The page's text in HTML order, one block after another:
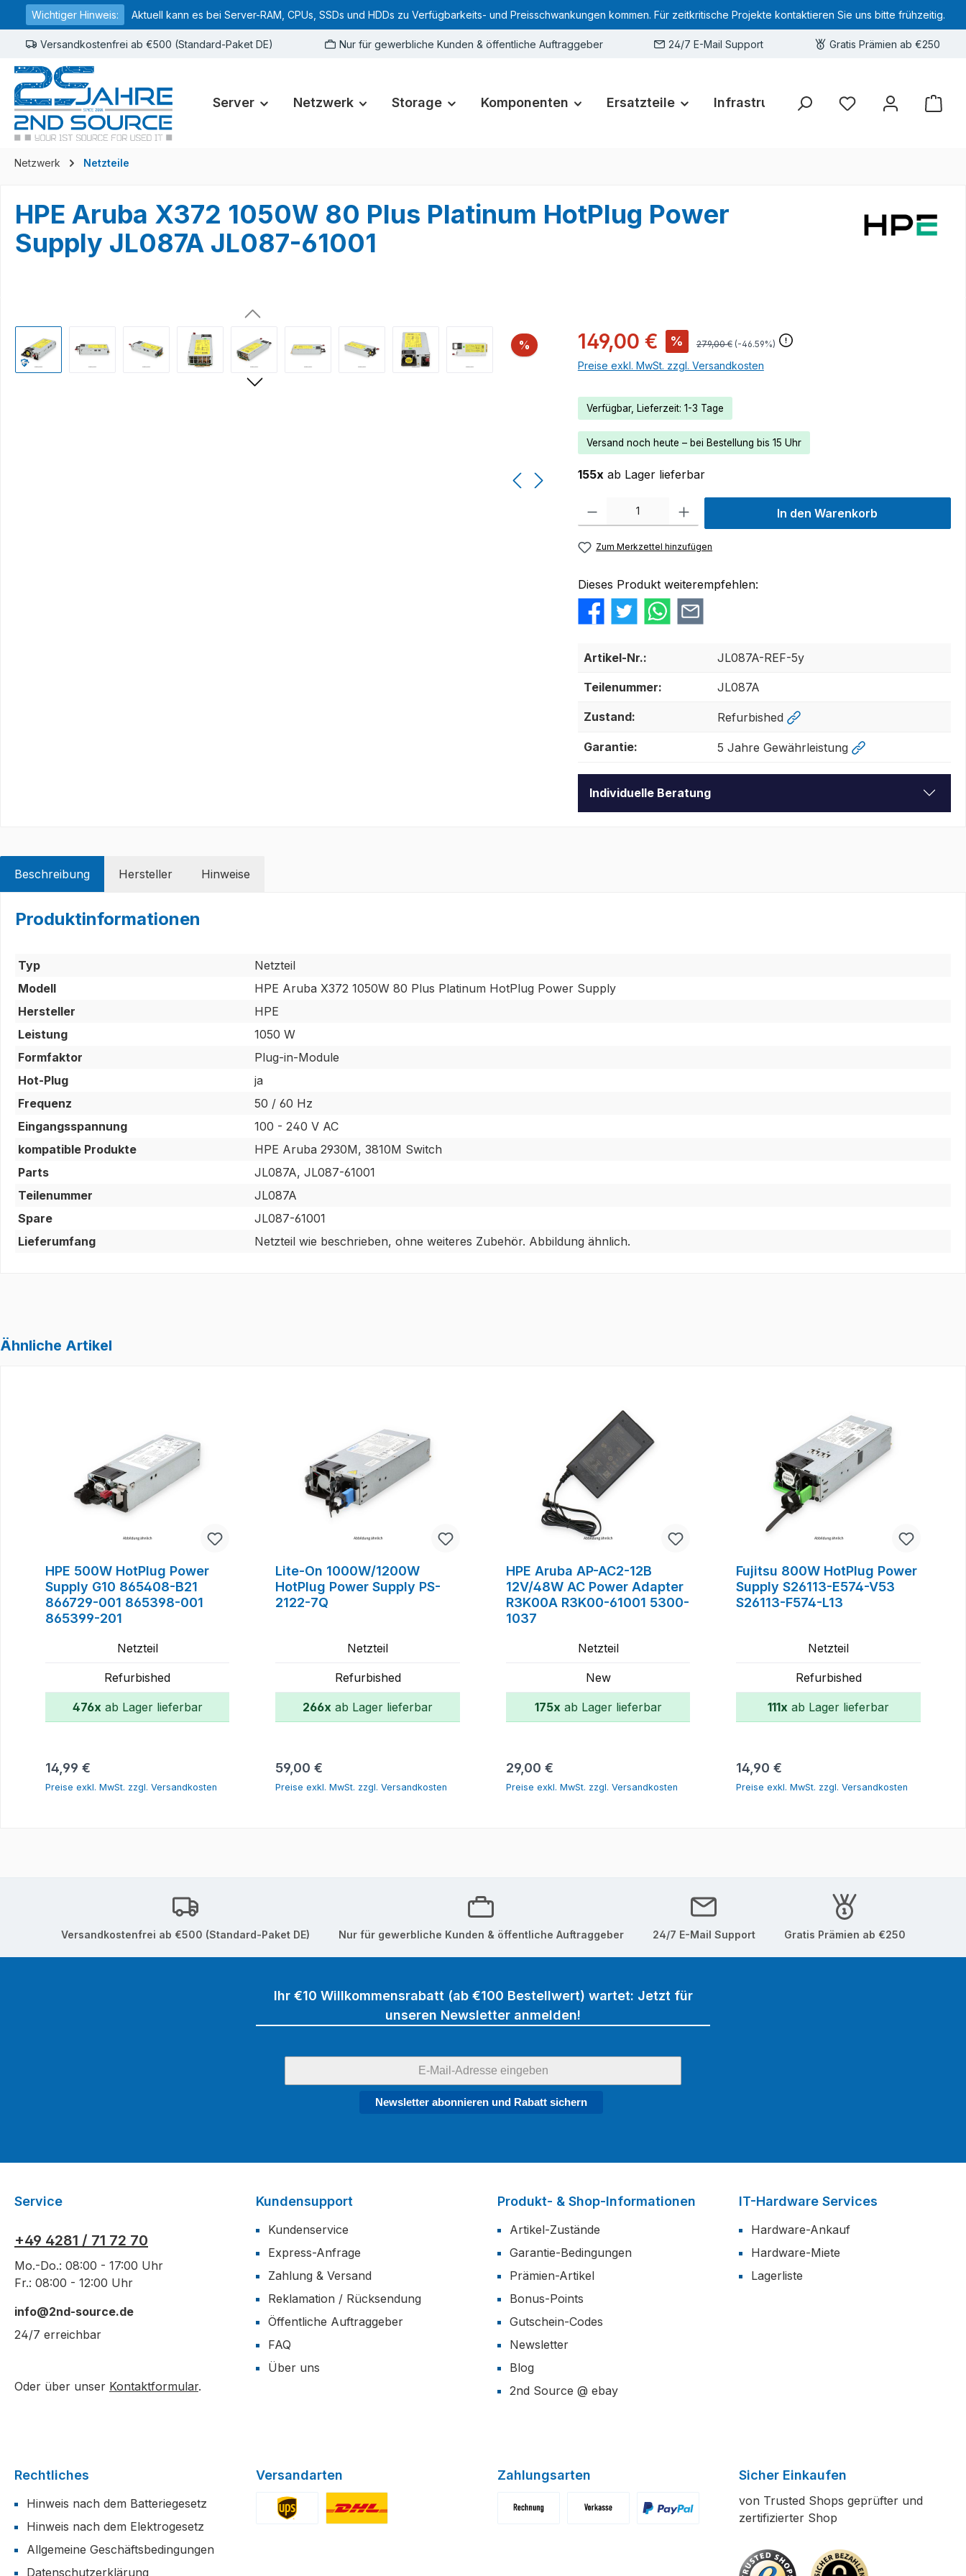
Zur Hauptnavigation springen
Wichtiger Hinweis: Aktuell kann es bei Server-RAM, CPUs, SSDs und HDDs zu Verfügbarkeits- und Preisschwankungen kommen. Für zeitkritische Projekte kontaktieren Sie uns bitte frühzeitig.
Versandkostenfrei ab €500 (Standard-Paket DE) Nur für gewerbliche Kunden & öffentliche Auftraggeber 24/7 E-Mail Support Gratis Prämien ab €250
Server Netzwerk Storage Komponenten Ersatzteile Infrastruktur Hardware-Deals
Sie haben 0 Produkte
Netzwerk Netzteile
HPE Aruba X372 1050W 80 Plus Platinum HotPlug Power
Supply JL087A JL087-61001
% Rabatt 149,00 € % 279,00 € (-46.59%)
Preise exkl. MwSt. zzgl. Versandkosten
Verfügbar, Lieferzeit: 1-3 Tage
Versand noch heute – bei Bestellung bis 15 Uhr
155x ab Lager lieferbar
Produkt Anzahl: Gib den gewünschten Wert ein oder benutze die Schaltflächen um die
In den Warenkorb
Zum Merkzettel hinzufügen
Dieses Produkt weiterempfehlen:
Artikel-Nr.: JL087A-REF-5y
Teilenummer: JL087A
Zustand: Refurbished
Garantie: 5 Jahre Gewährleistung
Individuelle Beratung
Beschreibung Hersteller Hinweise
Produktinformationen
Typ
Netzteil
Modell
HPE Aruba X372 1050W 80 Plus Platinum HotPlug Power Supply
Hersteller
HPE
Leistung
1050 W
Formfaktor
Plug-in-Module
Hot-Plug
ja
Frequenz
50 / 60 Hz
Eingangsspannung
100 - 240 V AC
kompatible Produkte
HPE Aruba 2930M, 3810M Switch
Parts
JL087A, JL087-61001
Teilenummer
JL087A
Spare
JL087-61001
Lieferumfang
Netzteil wie beschrieben, ohne weiteres Zubehör. Abbildung ähnlich.
Ähnliche Artikel
HPE 500W HotPlug Power
Supply G10 865408-B21
866729-001 865398-001
865399-201
Netzteil
Refurbished
476x ab Lager lieferbar
Regulärer Preis:
14,99 €
Preise exkl. MwSt. zzgl. Versandkosten
Lite-On 1000W/1200W
HotPlug Power Supply PS-
2122-7Q
Netzteil
Refurbished
266x ab Lager lieferbar
Regulärer Preis:
59,00 €
Preise exkl. MwSt. zzgl. Versandkosten
HPE Aruba AP-AC2-12B
12V/48W AC Power Adapter
R3K00A R3K00-61001 5300-
1037
Netzteil
New
175x ab Lager lieferbar
Regulärer Preis:
29,00 €
Preise exkl. MwSt. zzgl. Versandkosten
Fujitsu 800W HotPlug Power
Supply S26113-E574-V53
S26113-F574-L13
Netzteil
Refurbished
111x ab Lager lieferbar
Regulärer Preis:
14,90 €
Preise exkl. MwSt. zzgl. Versandkosten
Versandkostenfrei ab €500 (Standard-Paket DE) Nur für gewerbliche Kunden & öffentliche Auftraggeber 24/7 E-Mail Support Gratis Prämien ab €250
Ihr €10 Willkommensrabatt (ab €100 Bestellwert) wartet: Jetzt für
unseren Newsletter anmelden!
Newsletter abonnieren und Rabatt sichern
Service
+49 4281 / 71 72 70
Mo.-Do.: 08:00 - 17:00 Uhr
Fr.: 08:00 - 12:00 Uhr
info@2nd-source.de
24/7 erreichbar
Oder über unser Kontaktformular.
Kundensupport
Kundenservice
Express-Anfrage
Zahlung & Versand
Reklamation / Rücksendung
Öffentliche Auftraggeber
FAQ
Über uns
Produkt- & Shop-Informationen
Artikel-Zustände
Garantie-Bedingungen
Prämien-Artikel
Bonus-Points
Gutschein-Codes
Newsletter
Blog
2nd Source @ ebay
IT-Hardware Services
Hardware-Ankauf
Hardware-Miete
Lagerliste
Rechtliches
Hinweis nach dem Batteriegesetz
Hinweis nach dem Elektrogesetz
Allgemeine Geschäftsbedingungen
Datenschutzerklärung
Versandarten Zahlungsarten Sicher Einkaufen
von Trusted Shops geprüfter und
zertifizierter Shop